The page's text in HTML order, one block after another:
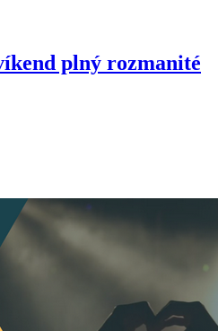
plný rozmanité